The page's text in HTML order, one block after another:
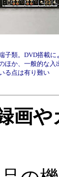
子類。DVD搭載に
ほか、一般的な入
る点は有り難い
画